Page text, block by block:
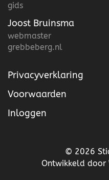
gids
Joost Bruinsma
webmaster
grebbeberg.nl
Privacyverklaring
Voorwaarden
Inloggen
© 2026
Ontwikkeld door